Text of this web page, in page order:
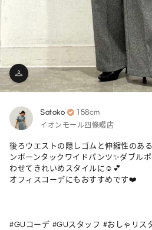
Satoko 158cm
イオンモール四條畷店
後ろウエストの隠しゴムと伸縮性のあ
ンボーンタックワイドパンツ✨ダブル
わせてきれいめスタイルに☺️💕
オフィスコーデにもおすすめです❤️
#GUコーデ #GUスタッフ #おしゃリス